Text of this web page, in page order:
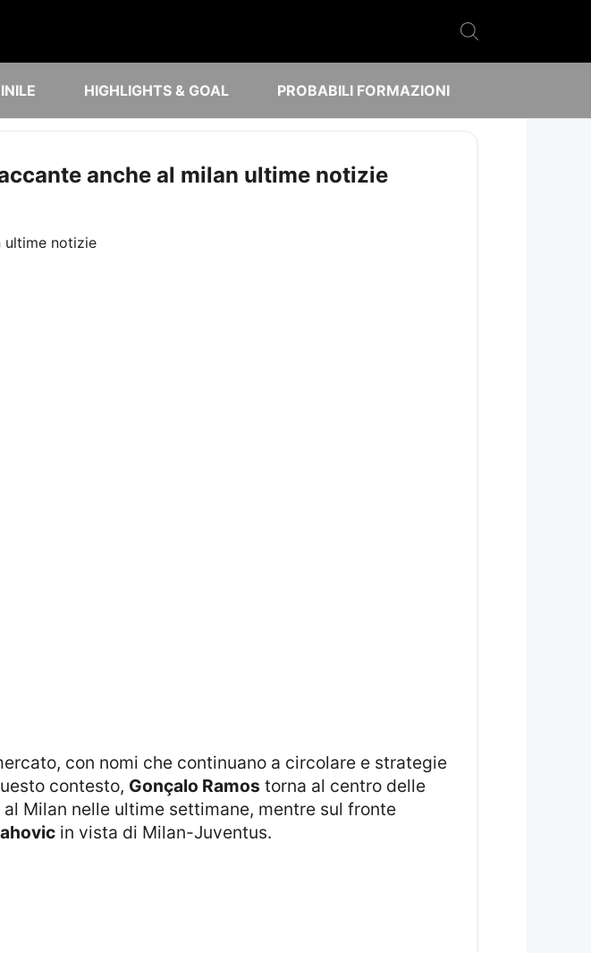
HIGHLIGHTS & GOAL PROBABILI FORMAZIONI
anche al milan ultime notizie
contesto, Gonçalo Ramos torna al centro delle
Milan nelle ultime settimane, mentre sul fronte
in vista di Milan-Juventus.